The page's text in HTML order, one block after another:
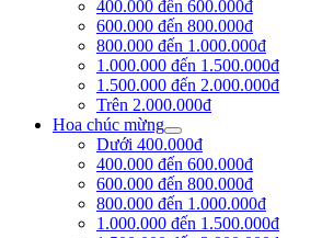
400.000 đến 600.000đ
600.000 đến 800.000đ
800.000 đến 1.000.000đ
1.000.000 đến 1.500.000đ
1.500.000 đến 2.000.000đ
Trên 2.000.000đ
Hoa chúc mừng
Dưới 400.000đ
400.000 đến 600.000đ
600.000 đến 800.000đ
800.000 đến 1.000.000đ
1.000.000 đến 1.500.000đ